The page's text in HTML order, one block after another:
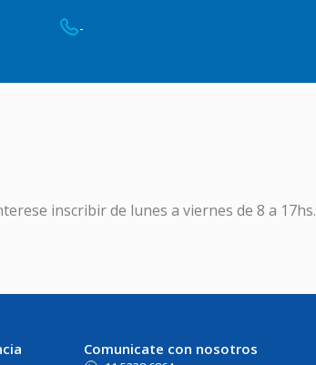
-
inscribir de lunes a viernes de 8 a 17hs.
Comunicate con nosotros